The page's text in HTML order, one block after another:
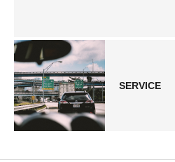
SERVICE